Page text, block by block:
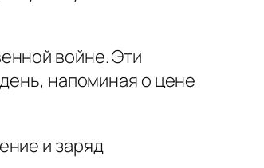
войне. Эти
напоминая о цене
и заряд